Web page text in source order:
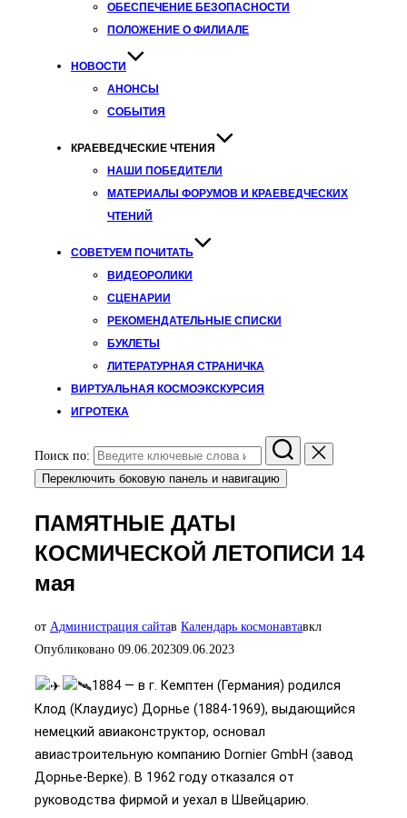
ОБЕСПЕЧЕНИЕ БЕЗОПАСНОСТИ
ПОЛОЖЕНИЕ О ФИЛИАЛЕ
НОВОСТИ
АНОНСЫ
СОБЫТИЯ
КРАЕВЕДЧЕСКИЕ ЧТЕНИЯ
НАШИ ПОБЕДИТЕЛИ
МАТЕРИАЛЫ ФОРУМОВ И КРАЕВЕДЧЕСКИХ
ЧТЕНИЙ
СОВЕТУЕМ ПОЧИТАТЬ
ВИДЕОРОЛИКИ
СЦЕНАРИИ
РЕКОМЕНДАТЕЛЬНЫЕ СПИСКИ
БУКЛЕТЫ
ЛИТЕРАТУРНАЯ СТРАНИЧКА
ВИРТУАЛЬНАЯ КОСМОЭКСКУРСИЯ
ИГРОТЕКА
Поиск по:
Переключить боковую панель и навигацию
ПАМЯТНЫЕ ДАТЫ
КОСМИЧЕСКОЙ ЛЕТОПИСИ 14
мая
от Администрация сайтав Календарь космонавтавкл
Опубликовано 09.06.202309.06.2023
1884 — в г. Кемптен (Германия) родился
Клод (Клаудиус) Дорнье (1884-1969), выдающийся
немецкий авиаконструктор, основал
авиастроительную компанию Dornier GmbH (завод
Дорнье-Верке). В 1962 году отказался от
руководства фирмой и уехал в Швейцарию.